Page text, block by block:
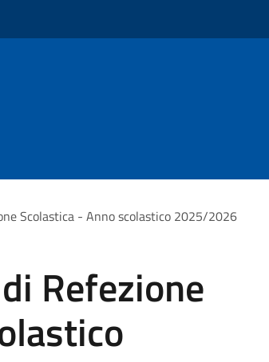
Scolastica - Anno scolastico 2025/2026
Refezione